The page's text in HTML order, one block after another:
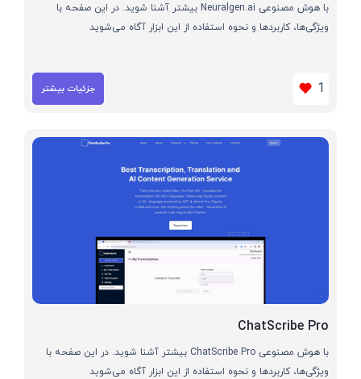
با هوش مصنوعی Neuralgen.ai بیشتر آشنا شوید. در این صفحه با
ویژگی‌ها، کاربردها و نحوه استفاده از این ابزار آگاه می‌شوید
1 جزئیات بیشتر
ChatScribe Pro
با هوش مصنوعی ChatScribe Pro بیشتر آشنا شوید. در این صفحه با
ویژگی‌ها، کاربردها و نحوه استفاده از این ابزار آگاه می‌شوید